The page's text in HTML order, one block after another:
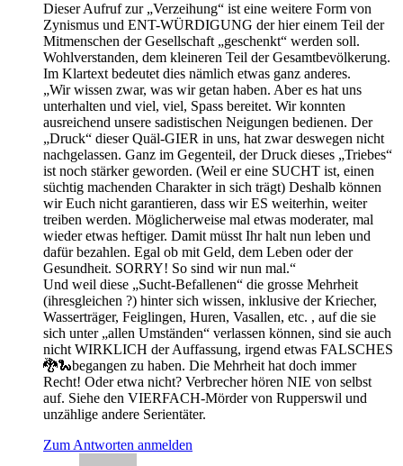
Dieser Aufruf zur „Verzeihung“ ist eine weitere Form von
Zynismus und ENT-WÜRDIGUNG der hier einem Teil der
Mitmenschen der Gesellschaft „geschenkt“ werden soll.
Wohlverstanden, dem kleineren Teil der Gesamtbevölkerung.
Im Klartext bedeutet dies nämlich etwas ganz anderes.
„Wir wissen zwar, was wir getan haben. Aber es hat uns
unterhalten und viel, viel, Spass bereitet. Wir konnten
ausreichend unsere sadistischen Neigungen bedienen. Der
„Druck“ dieser Quäl-GIER in uns, hat zwar deswegen nicht
nachgelassen. Ganz im Gegenteil, der Druck dieses „Triebes“
ist noch stärker geworden. (Weil er eine SUCHT ist, einen
süchtig machenden Charakter in sich trägt) Deshalb können
wir Euch nicht garantieren, dass wir ES weiterhin, weiter
treiben werden. Möglicherweise mal etwas moderater, mal
wieder etwas heftiger. Damit müsst Ihr halt nun leben und
dafür bezahlen. Egal ob mit Geld, dem Leben oder der
Gesundheit. SORRY! So sind wir nun mal.“
Und weil diese „Sucht-Befallenen“ die grosse Mehrheit
(ihresgleichen ?) hinter sich wissen, inklusive der Kriecher,
Wasserträger, Feiglingen, Huren, Vasallen, etc. , auf die sie
sich unter „allen Umständen“ verlassen können, sind sie auch
nicht WIRKLICH der Auffassung, irgend etwas FALSCHES
🐉🐍begangen zu haben. Die Mehrheit hat doch immer
Recht! Oder etwa nicht? Verbrecher hören NIE von selbst
auf. Siehe den VIERFACH-Mörder von Rupperswil und
unzählige andere Serientäter.
Zum Antworten anmelden